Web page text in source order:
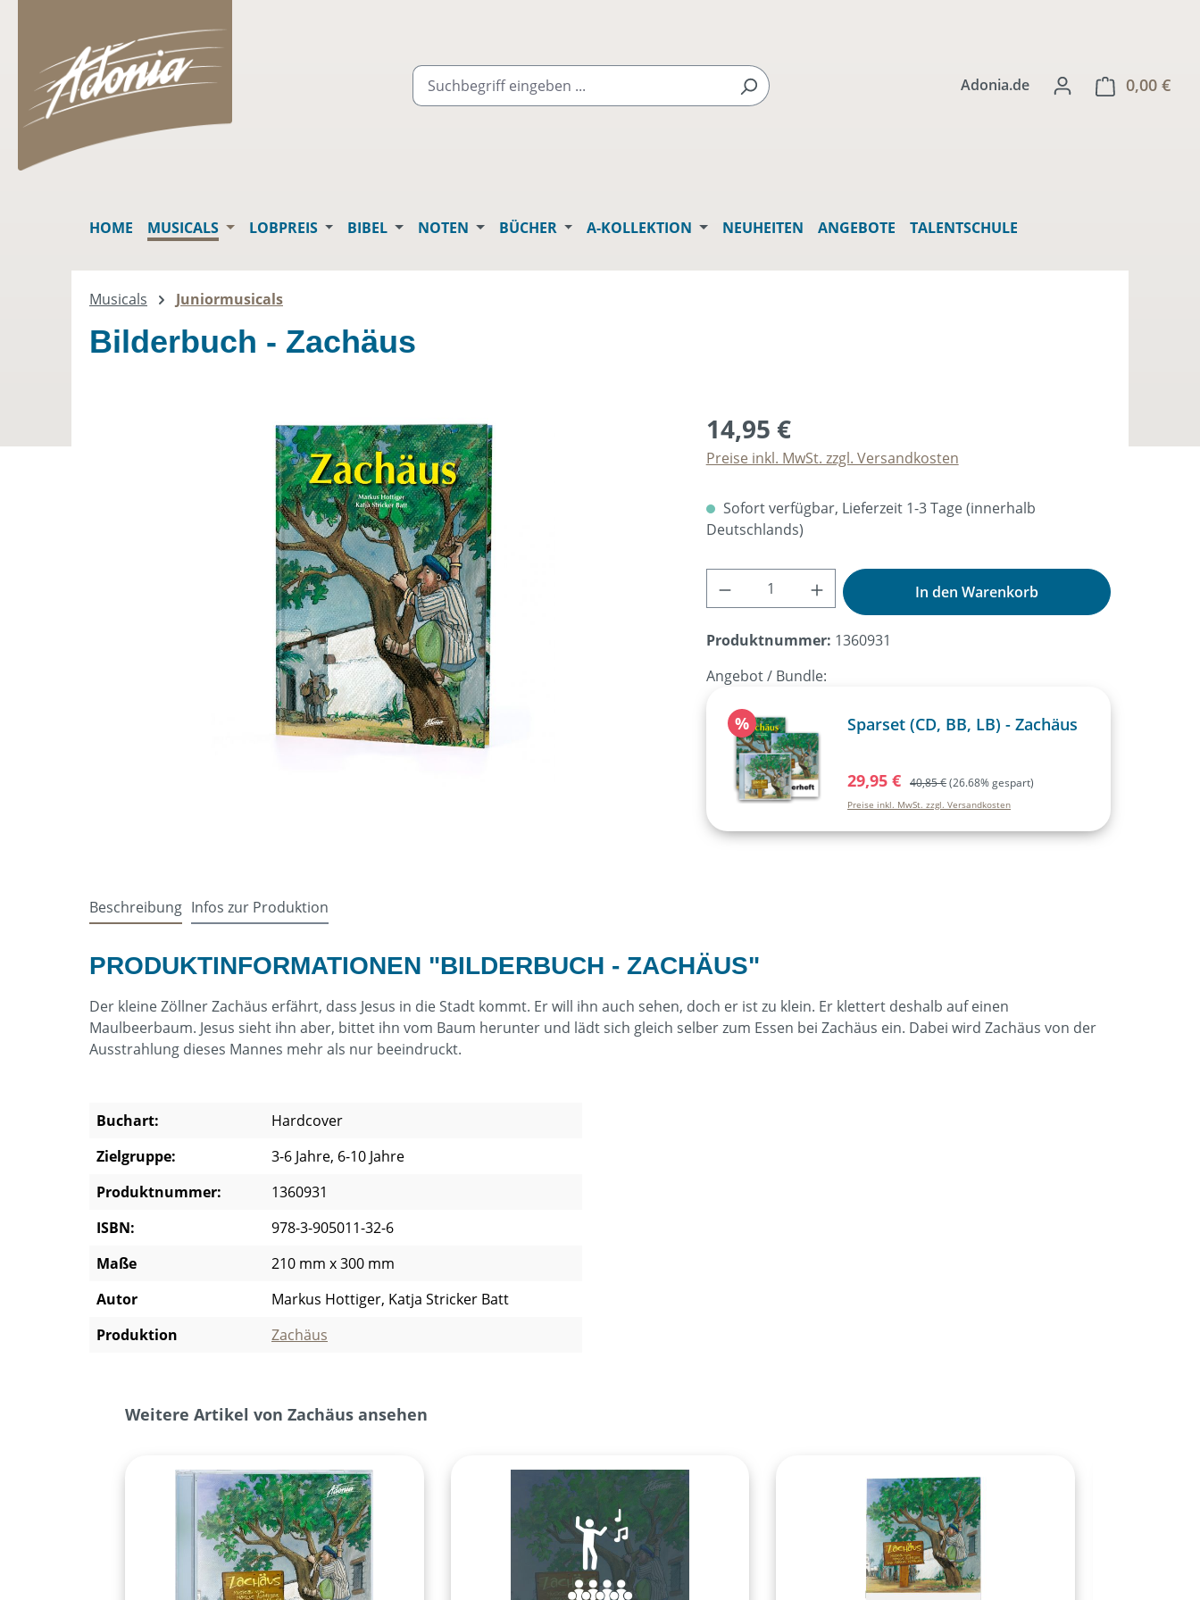
Adonia.de 0,00 €
HOME MUSICALS LOBPREIS BIBEL NOTEN BÜCHER A-KOLLEKTION NEUHEITEN ANGEBOTE TALENTSCHULE
Musicals Juniormusicals
Bilderbuch - Zachäus
14,95 €
Preise inkl. MwSt. zzgl. Versandkosten
Sofort verfügbar, Lieferzeit 1-3 Tage (innerhalb
Deutschlands)
Produkt Anzahl: Gib den gewünschten Wert ein
In den Warenkorb
Produktnummer: 1360931
Angebot / Bundle:
Rabatt
% Sparset (CD, BB, LB) - Zachäus
Verkaufspreis:
29,95 € Regulärer Preis:
40,85 €(26.68% gespart)
Preise inkl. MwSt. zzgl. Versandkosten
Beschreibung Infos zur Produktion
PRODUKTINFORMATIONEN "BILDERBUCH - ZACHÄUS"
Der kleine Zöllner Zachäus erfährt, dass Jesus in die Stadt kommt. Er will ihn auch sehen, doch er ist zu klein. Er klettert deshalb auf einen
Maulbeerbaum. Jesus sieht ihn aber, bittet ihn vom Baum herunter und lädt sich gleich selber zum Essen bei Zachäus ein. Dabei wird Zachäus von der
Ausstrahlung dieses Mannes mehr als nur beeindruckt.
Buchart:
Hardcover
Zielgruppe:
3-6 Jahre, 6-10 Jahre
Produktnummer:
1360931
ISBN:
978-3-905011-32-6
Maße
210 mm x 300 mm
Autor
Markus Hottiger, Katja Stricker Batt
Produktion
Zachäus
Produktgalerie überspringen
Weitere Artikel von Zachäus ansehen